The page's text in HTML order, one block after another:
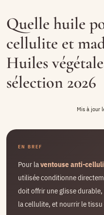
Quelle huile
cellulite et
Huiles
sélection 2026
EN BREF
Pour laventouse anti-
utilisée conditionne
doit offrir une glisse
la cellulite, et nourrir le